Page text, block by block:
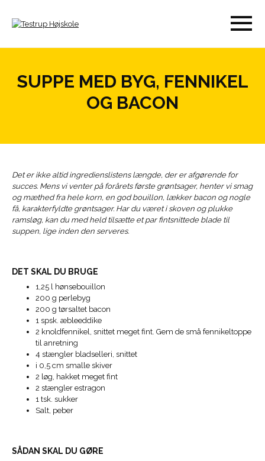
SUPPE MED BYG, FENNIKEL
OG BACON
Det er ikke altid ingredienslistens længde, der er afgørende for
succes. Mens vi venter på forårets første grøntsager, henter vi smag
og mæthed fra hele korn, en god bouillon, lækker bacon og nogle
få, karakterfyldte grøntsager. Har du været i skoven og plukke
ramsløg, kan du med held tilsætte et par fintsnittede blade til
suppen, lige inden den serveres.
DET SKAL DU BRUGE
1,25 l hønsebouillon
200 g perlebyg
200 g tørsaltet bacon
1 spsk. æbleeddike
2 knoldfennikel, snittet meget fint. Gem de små fennikeltoppe
til anretning
4 stængler bladselleri, snittet
i 0,5 cm smalle skiver
2 løg, hakket meget fint
2 stængler estragon
1 tsk. sukker
Salt, peber
SÅDAN SKAL DU GØRE